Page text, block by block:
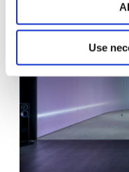
Use